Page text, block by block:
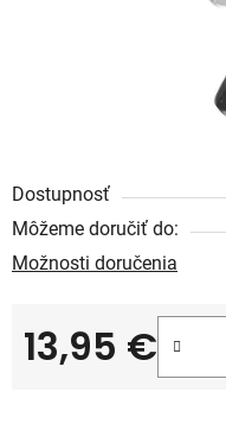
Dostupnosť
Môžeme doručiť do:
Možnosti doručenia
13,95 €
Jednotková cena: